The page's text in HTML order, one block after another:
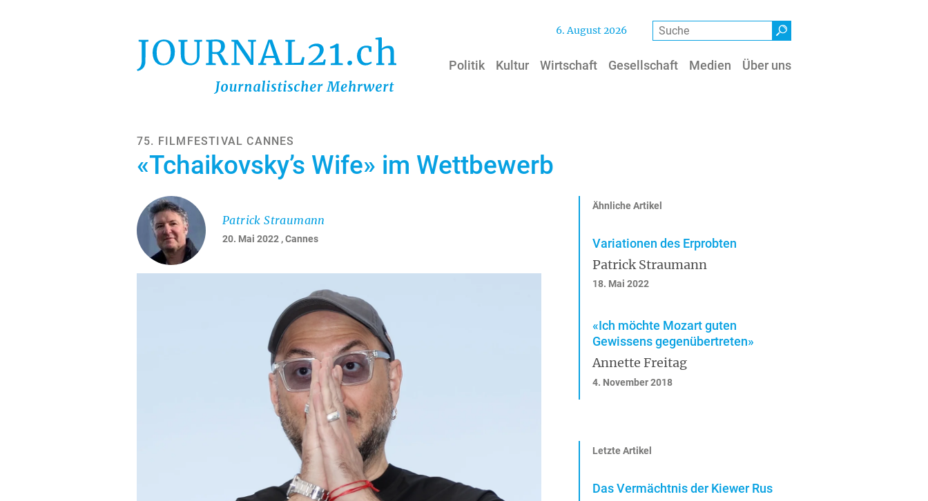
6. August 2026 Suche
Politik Kultur Wirtschaft Gesellschaft Medien Über uns
75. FILMFESTIVAL CANNES
«Tchaikovsky’s Wife» im Wettbewerb
20. Mai 2022 , Cannes
Patrick Straumann
Ähnliche Artikel
Variationen des Erprobten
Patrick Straumann
18. Mai 2022
«Ich möchte Mozart guten
Gewissens gegenübertreten»
Annette Freitag
4. November 2018
Letzte Artikel
Das Vermächtnis der Kiewer Rus